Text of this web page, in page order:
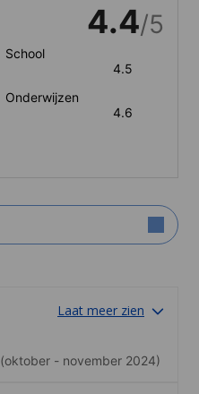
4.4/5
School
4.5
Onderwijzen
4.6
Laat meer zien
(oktober - november 2024)